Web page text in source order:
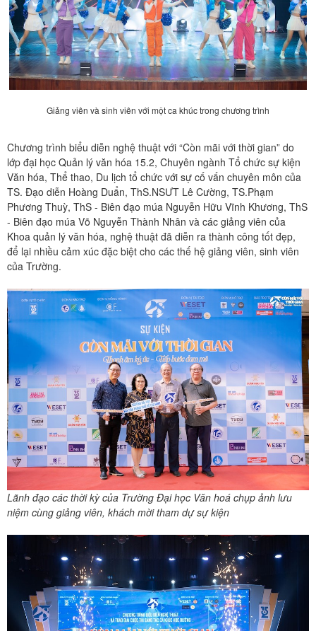
Giảng viên và sinh viên với một ca khúc trong chương trình
Chương trình biểu diễn nghệ thuật với “Còn mãi với thời gian” do
lớp đại học Quản lý văn hóa 15.2, Chuyên ngành Tổ chức sự kiện
Văn hóa, Thể thao, Du lịch tổ chức với sự cố vấn chuyên môn của
TS. Đạo diễn Hoàng Duẩn, ThS.NSƯT Lê Cường, TS.Phạm
Phương Thuỳ, ThS - Biên đạo múa Nguyễn Hữu Vĩnh Khương, ThS
- Biên đạo múa Võ Nguyễn Thành Nhân và các giảng viên của
Khoa quản lý văn hóa, nghệ thuật đã diễn ra thành công tốt đẹp,
để lại nhiều cảm xúc đặc biệt cho các thế hệ giảng viên, sinh viên
của Trường.
Lãnh đạo các thời kỳ của Trường Đại học Văn hoá chụp ảnh lưu
niệm cùng giảng viên, khách mời tham dự sự kiện